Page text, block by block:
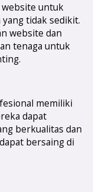
untuk
tidak sedikit.
website dan
tenaga untuk
memiliki
dapat
berkualitas dan
bersaing di